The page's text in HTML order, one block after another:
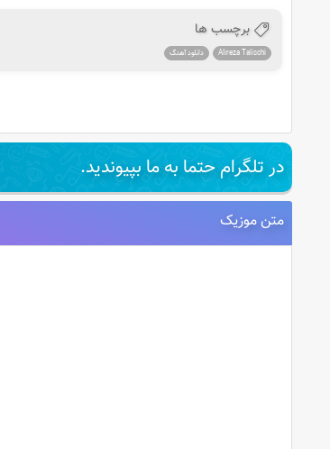
برچسب ها
Alireza Talischi دانلود آهنگ
در تلگرام حتما به ما بپیوندید.
متن موزیک